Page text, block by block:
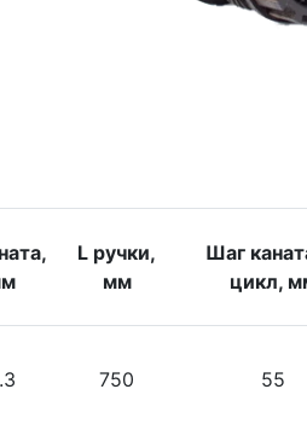
L ручки,
мм
Шаг
цикл,
750 55